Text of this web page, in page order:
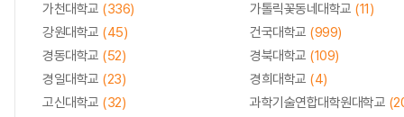
가천대학교 (336) 가톨릭꽃동네대학교 (11)
강원대학교 (45) 건국대학교 (999)
경동대학교 (52) 경북대학교 (109)
경일대학교 (23) 경희대학교 (4)
고신대학교 (32) 과학기술연합대학원대학교